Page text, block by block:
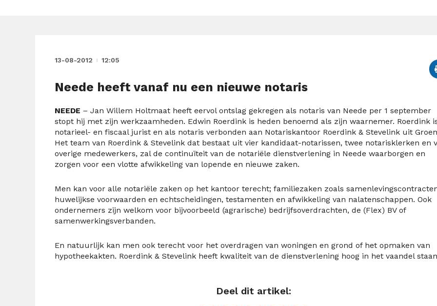
13-08-2012 12:05
Neede heeft vanaf nu een nieuwe notaris
NEEDE – Jan Willem Holtmaat heeft eervol ontslag gekregen als notaris van Neede per 1 september
stopt hij met zijn werkzaamheden. Edwin Roerdink is heden benoemd als zijn waarnemer. Roerdink
notarieel- en fiscaal jurist en als notaris verbonden aan Notariskantoor Roerdink & Stevelink uit
Het team van Roerdink & Stevelink dat bestaat uit vier kandidaat-notarissen, twee notarisklerken en
overige medewerkers, zal de continuïteit van de notariële dienstverlening in Neede waarborgen en
zorgen voor een vlotte afwikkeling van lopende en nieuwe zaken.
Men kan voor alle notariële zaken op het kantoor terecht; familiezaken zoals
huwelijkse voorwaarden en echtscheidingen, testamenten en afwikkeling van nalatenschappen. Ook
ondernemers zijn welkom voor bijvoorbeeld (agrarische) bedrijfsoverdrachten, de (Flex) BV of
samenwerkingsverbanden.
En natuurlijk kan men ook terecht voor het overdragen van woningen en grond of het opmaken van
hypotheekakten. Roerdink & Stevelink heeft kwaliteit van de dienstverlening hoog in het vaandel
Deel dit artikel: